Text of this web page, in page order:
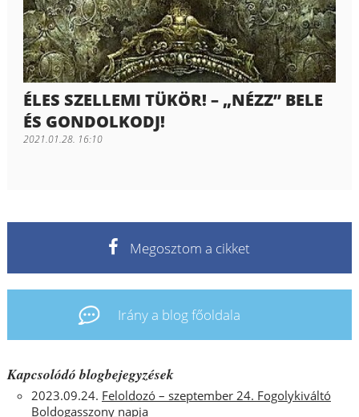
ÉLES SZELLEMI TÜKÖR! – „NÉZZ” BELE
ÉS GONDOLKODJ!
2021.01.28. 16:10
Megosztom a cikket
Irány a blog főoldala
Kapcsolódó blogbejegyzések
2023.09.24. Feloldozó – szeptember 24. Fogolykiváltó
Boldogasszony napja